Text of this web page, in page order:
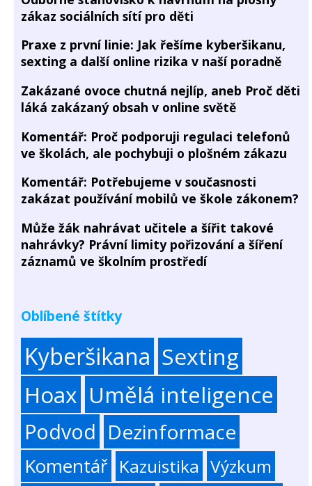
zákaz sociálních sítí pro děti
Praxe z první linie: Jak řešíme kyberšikanu,
sexting a další online rizika v naší poradně
Zakázané ovoce chutná nejlíp, aneb Proč děti
láká zakázaný obsah v online světě
Komentář: Proč podporuji regulaci telefonů
ve školách, ale pochybuji o plošném zákazu
Komentář: Potřebujeme v současnosti
zakázat používání mobilů ve škole zákonem?
Může žák nahrávat učitele a šířit takové
nahrávky? Právní limity pořizování a šíření
záznamů ve školním prostředí
Oblíbené štítky
Kyberšikana Sexting
Hoax Umělá inteligence
Podvod Dezinformace
Komentář Kazuistika Výzkum